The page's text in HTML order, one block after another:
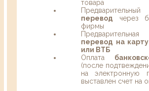
товара
Предварительный
перевод через
фирмы
Предварительная
перевод на
или ВТБ
Оплата
(после
на электронную
выставлен счет на